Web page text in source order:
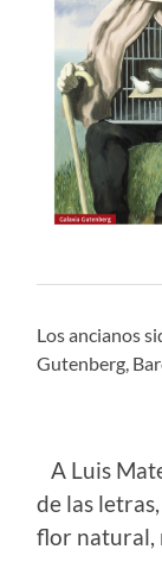
Los ancianos
Gutenberg,
A Luis
de las
flor natural,